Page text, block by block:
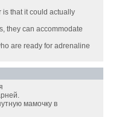
that it could actually
they can accommodate
are ready for adrenaline
мамочку в